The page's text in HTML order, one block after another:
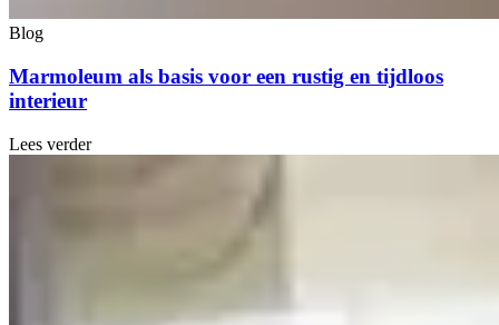
Blog
Marmoleum als basis voor een rustig en tijdloos
interieur
Lees verder